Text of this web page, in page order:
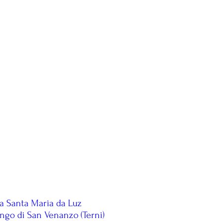
Santa Maria da Luz
di San Venanzo (Terni)